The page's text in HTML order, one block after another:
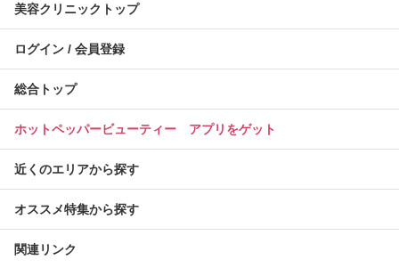
美容クリニックトップ
ログイン / 会員登録
総合トップ
ホットペッパービューティー アプリをゲット
近くのエリアから探す
オススメ特集から探す
関連リンク